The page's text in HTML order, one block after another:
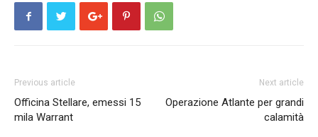
Previous article
Officina Stellare, emessi 15
mila Warrant
Next article
Operazione Atlante per grandi
calamità